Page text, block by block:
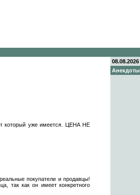
который уже имеется. ЦЕНА НЕ
покупатели и продавцы!
так как он имеет конкретного
08.08.2026
Анекдоты